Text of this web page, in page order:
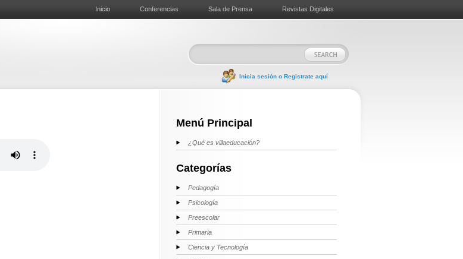
Inicio Conferencias Sala de Prensa Revistas Digitales
Inicia sesión o Registrate aquí
Menú Principal
¿Qué es villaeducación?
Categorías
Pedagogía
Psicología
Preescolar
Primaria
Ciencia y Tecnología